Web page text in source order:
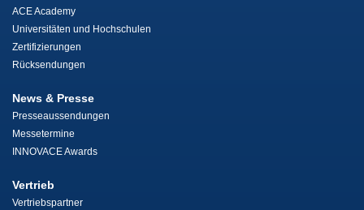
ACE Academy
Universitäten und Hochschulen
Zertifizierungen
Rücksendungen
News & Presse
Presseaussendungen
Messetermine
INNOVACE Awards
Vertrieb
Vertriebspartner